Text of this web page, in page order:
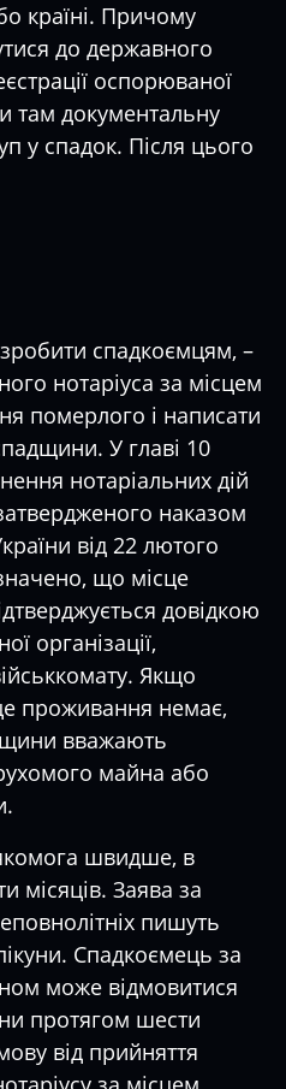
країні. Причому
до державного
оспорюваної
там документальну
у спадок. Після цього
спадкоємцям, –
нотаріуса за місцем
померлого і написати
У главі 10
нотаріальних дій
наказом
від 22 лютого
що місце
довідкою
організації,
Якщо
проживання немає,
вважають
майна або
швидше, в
місяців. Заява за
пишуть
Спадкоємець за
може відмовитися
протягом шести
від прийняття